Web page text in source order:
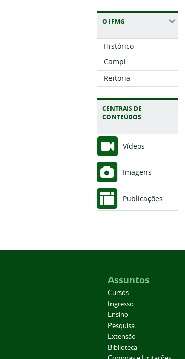
O IFMG
Histórico
Campi
Reitoria
CENTRAIS DE
CONTEÚDOS
Vídeos
Imagens
Publicações
Assuntos
Cursos
Ingresso
Ensino
Pesquisa
Extensão
Biblioteca